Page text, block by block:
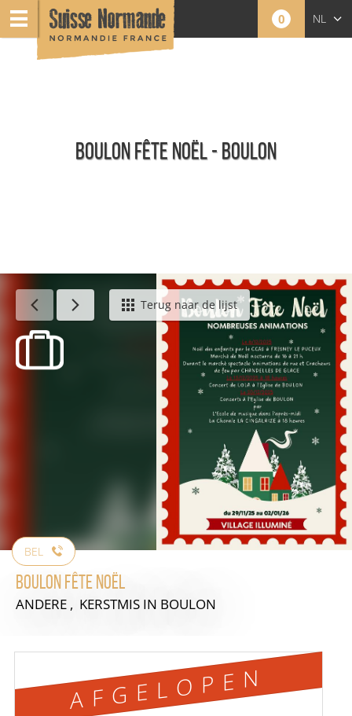
0 NL
BOULON FÊTE NOËL - BOULON
Agenda - NederlandsTerug naar de lijst
BEL
Boulon Fête Noël
ANDERE , KERSTMIS IN BOULON
AFGELOPEN